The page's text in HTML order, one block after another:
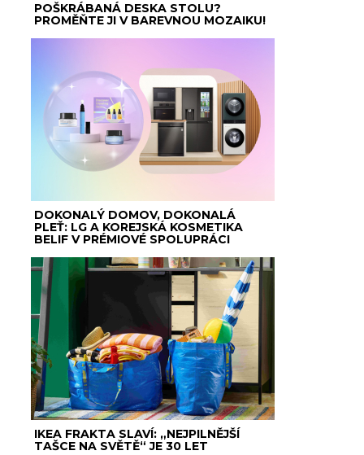
POŠKRÁBANÁ DESKA STOLU?
PROMĚŇTE JI V BAREVNOU MOZAIKU!
DOKONALÝ DOMOV, DOKONALÁ
PLEŤ: LG A KOREJSKÁ KOSMETIKA
BELIF V PRÉMIOVÉ SPOLUPRÁCI
IKEA FRAKTA SLAVÍ: „NEJPILNĚJŠÍ
TAŠCE NA SVĚTĚ“ JE 30 LET